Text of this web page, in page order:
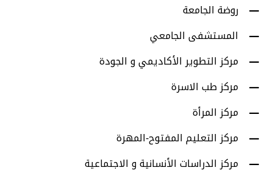
روضة الجامعة
المستشفى الجامعي
مركز التطوير الأكاديمي و الجودة
مركز طب الاسرة
مركز المرأة
مركز التعليم المفتوح-المهرة
مركز الدراسات الأنسانية و الاجتماعية